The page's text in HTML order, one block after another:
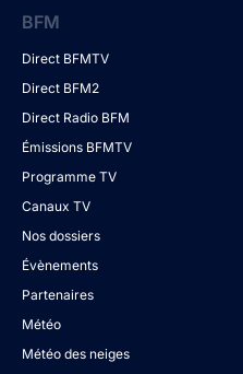
BFM
Direct BFMTV
Direct BFM2
Direct Radio BFM
Émissions BFMTV
Programme TV
Canaux TV
Nos dossiers
Évènements
Partenaires
Météo
Météo des neiges